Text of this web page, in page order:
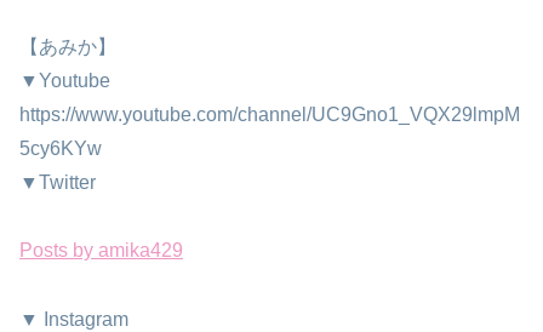
【あみか】
▼Youtube
https://www.youtube.com/channel/UC9Gno1_VQX29lmpM
5cy6KYw
▼Twitter
Posts by amika429
▼ Instagram